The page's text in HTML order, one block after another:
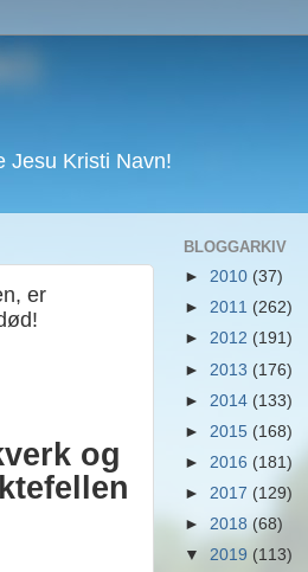
Jesu Kristi Navn!
er
og
BLOGGARKIV
► 2010 (37)
► 2011 (262)
► 2012 (191)
► 2013 (176)
► 2014 (133)
► 2015 (168)
► 2016 (181)
► 2017 (129)
► 2018 (68)
▼ 2019 (113)